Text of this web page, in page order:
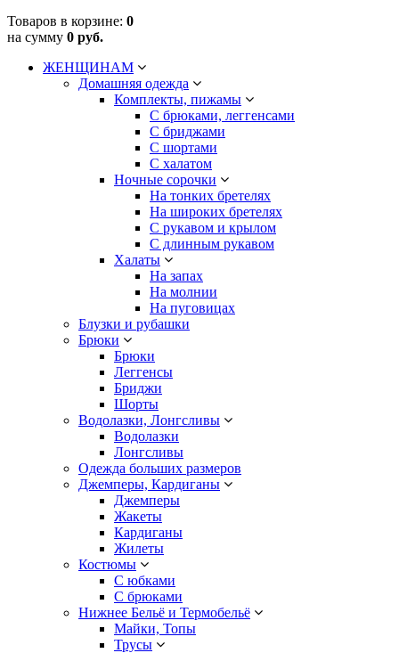
Товаров в корзине: 0
на сумму 0 руб.
ЖЕНЩИНАМ
Домашняя одежда
Комплекты, пижамы
С брюками, леггенсами
С бриджами
С шортами
С халатом
Ночные сорочки
На тонких бретелях
На широких бретелях
С рукавом и крылом
С длинным рукавом
Халаты
На запах
На молнии
На пуговицах
Блузки и рубашки
Брюки
Брюки
Леггенсы
Бриджи
Шорты
Водолазки, Лонгсливы
Водолазки
Лонгсливы
Одежда больших размеров
Джемперы, Кардиганы
Джемперы
Жакеты
Кардиганы
Жилеты
Костюмы
С юбками
С брюками
Нижнее Бельё и Термобельё
Майки, Топы
Трусы